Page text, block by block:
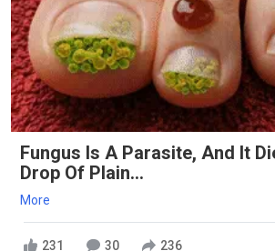
Fungus Is A Parasite, And It
Drop Of Plain...
More
231 30 236